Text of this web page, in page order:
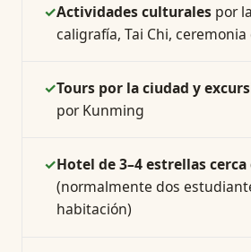
✓Actividades culturalespor
caligrafía, Tai Chi,
✓Tours por la ciudad y
por Kunming
✓Hotel de 3–4 estrellas cerca
(normalmente dos
habitación)